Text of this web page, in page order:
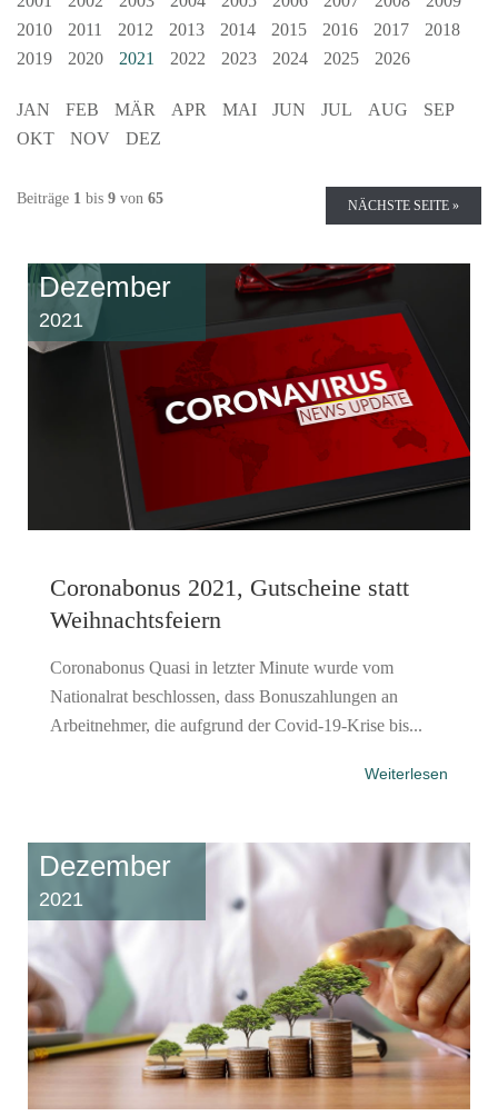
2010
2011 2012 2013 2014 2015 2016 2017
2018
2019
2020 2021 2022 2023 2024 2025 2026
JAN FEB MÄR APR MAI JUN JUL AUG
SEP
OKT
NOV DEZ
Beiträge 1 bis 9 von 65 NÄCHSTE SEITE »
Dezember
2021
Coronabonus 2021, Gutscheine statt
Weihnachtsfeiern
Coronabonus Quasi in letzter Minute wurde vom
Nationalrat beschlossen, dass Bonuszahlungen an
Arbeitnehmer, die aufgrund der Covid-19-Krise bis...
Weiterlesen
Dezember
2021